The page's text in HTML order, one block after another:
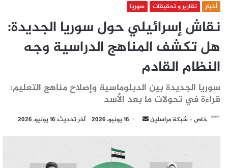
أخبار تقارير و تحقيقات سوريا
نقاش إسرائيلي حول سوريا الجديدة:
هل تكشف المناهج الدراسية وجه
النظام القادم
سوريا الجديدة بين الدبلوماسية وإصلاح مناهج التعليم:
قراءة في تحولات ما بعد الأسد
خاص - شبكة مراسلين
أرسل 16 يونيو، 2026 آخر تحديث: 16 يونيو، 2026